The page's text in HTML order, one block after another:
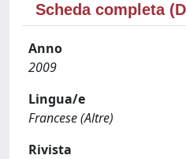
Scheda completa
Anno
2009
Lingua/e
Francese (Altre)
Rivista